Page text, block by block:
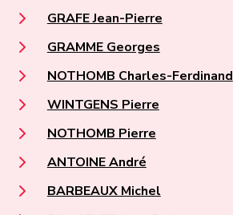
GRAFE Jean-Pierre
GRAMME Georges
NOTHOMB Charles-Ferdinand
WINTGENS Pierre
NOTHOMB Pierre
ANTOINE André
BARBEAUX Michel